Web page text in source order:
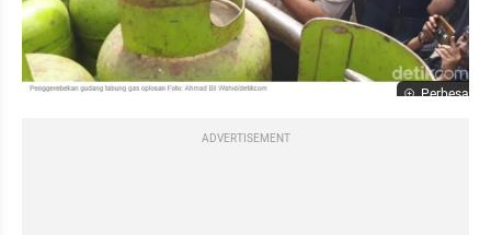
Perbesar
ADVERTISEMENT